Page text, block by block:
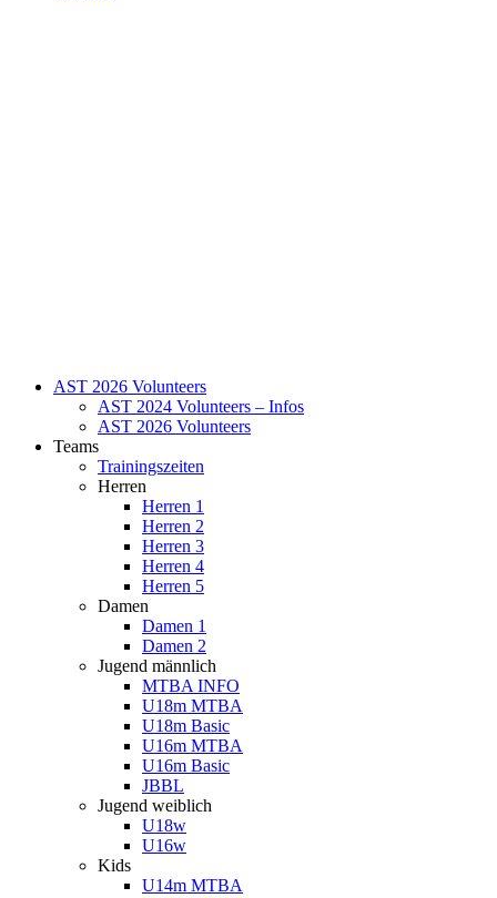
AST 2026 Volunteers
AST 2024 Volunteers – Infos
AST 2026 Volunteers
Teams
Trainingszeiten
Herren
Herren 1
Herren 2
Herren 3
Herren 4
Herren 5
Damen
Damen 1
Damen 2
Jugend männlich
MTBA INFO
U18m MTBA
U18m Basic
U16m MTBA
U16m Basic
JBBL
Jugend weiblich
U18w
U16w
Kids
U14m MTBA